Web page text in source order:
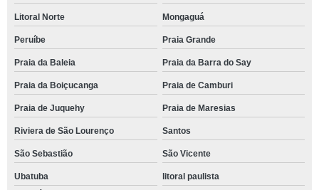
Litoral Norte Mongaguá
Peruíbe Praia Grande
Praia da Baleia Praia da Barra do Say
Praia da Boiçucanga Praia de Camburi
Praia de Juquehy Praia de Maresias
Riviera de São Lourenço Santos
São Sebastião São Vicente
Ubatuba
litoral paulista